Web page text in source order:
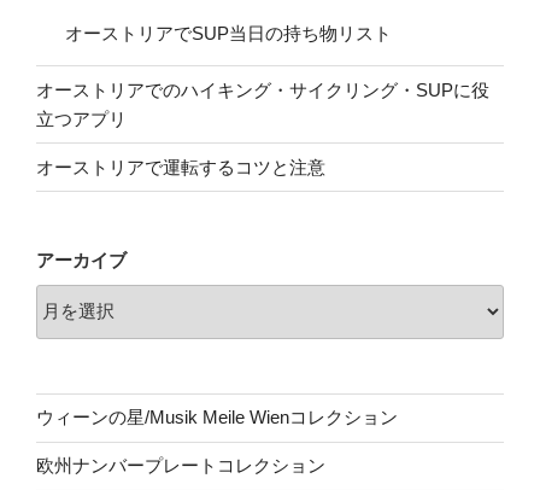
オーストリアでSUP当日の持ち物リスト
オーストリアでのハイキング・サイクリング・SUPに役
立つアプリ
オーストリアで運転するコツと注意
アーカイブ
ウィーンの星/Musik Meile Wienコレクション
欧州ナンバープレートコレクション